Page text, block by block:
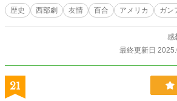
な変化が見られつつも、アメリカ
が幅を利かせる、実力主義の世界
農民も悪党も、当然保安官も常
していた。それはこの国の人民
ルを売り歩くのか。 荒野のガ
西部では『火薬のベルテ』と呼
歴史 西部劇 友情 百合 アメリカ ガン
感
最終更新日
21